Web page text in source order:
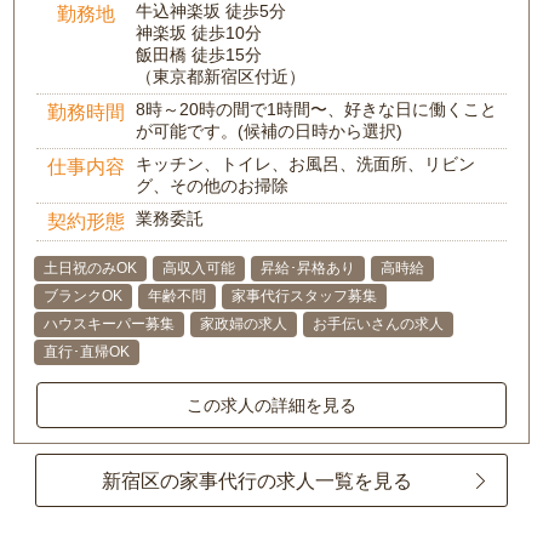
勤務地
牛込神楽坂 徒歩5分
神楽坂 徒歩10分
飯田橋 徒歩15分
（東京都新宿区付近）
勤務時間
8時～20時の間で1時間〜、好きな日に働くこと
が可能です。(候補の日時から選択)
仕事内容
キッチン、トイレ、お風呂、洗面所、リビン
グ、その他のお掃除
契約形態 業務委託
土日祝のみOK 高収入可能 昇給･昇格あり
高時給
ブランクOK
年齢不問
家事代行スタッフ募集
ハウスキーパー募集
家政婦の求人
お手伝いさんの求人
直行･直帰OK
この求人の詳細を見る
新宿区の家事代行の求人一覧を見る